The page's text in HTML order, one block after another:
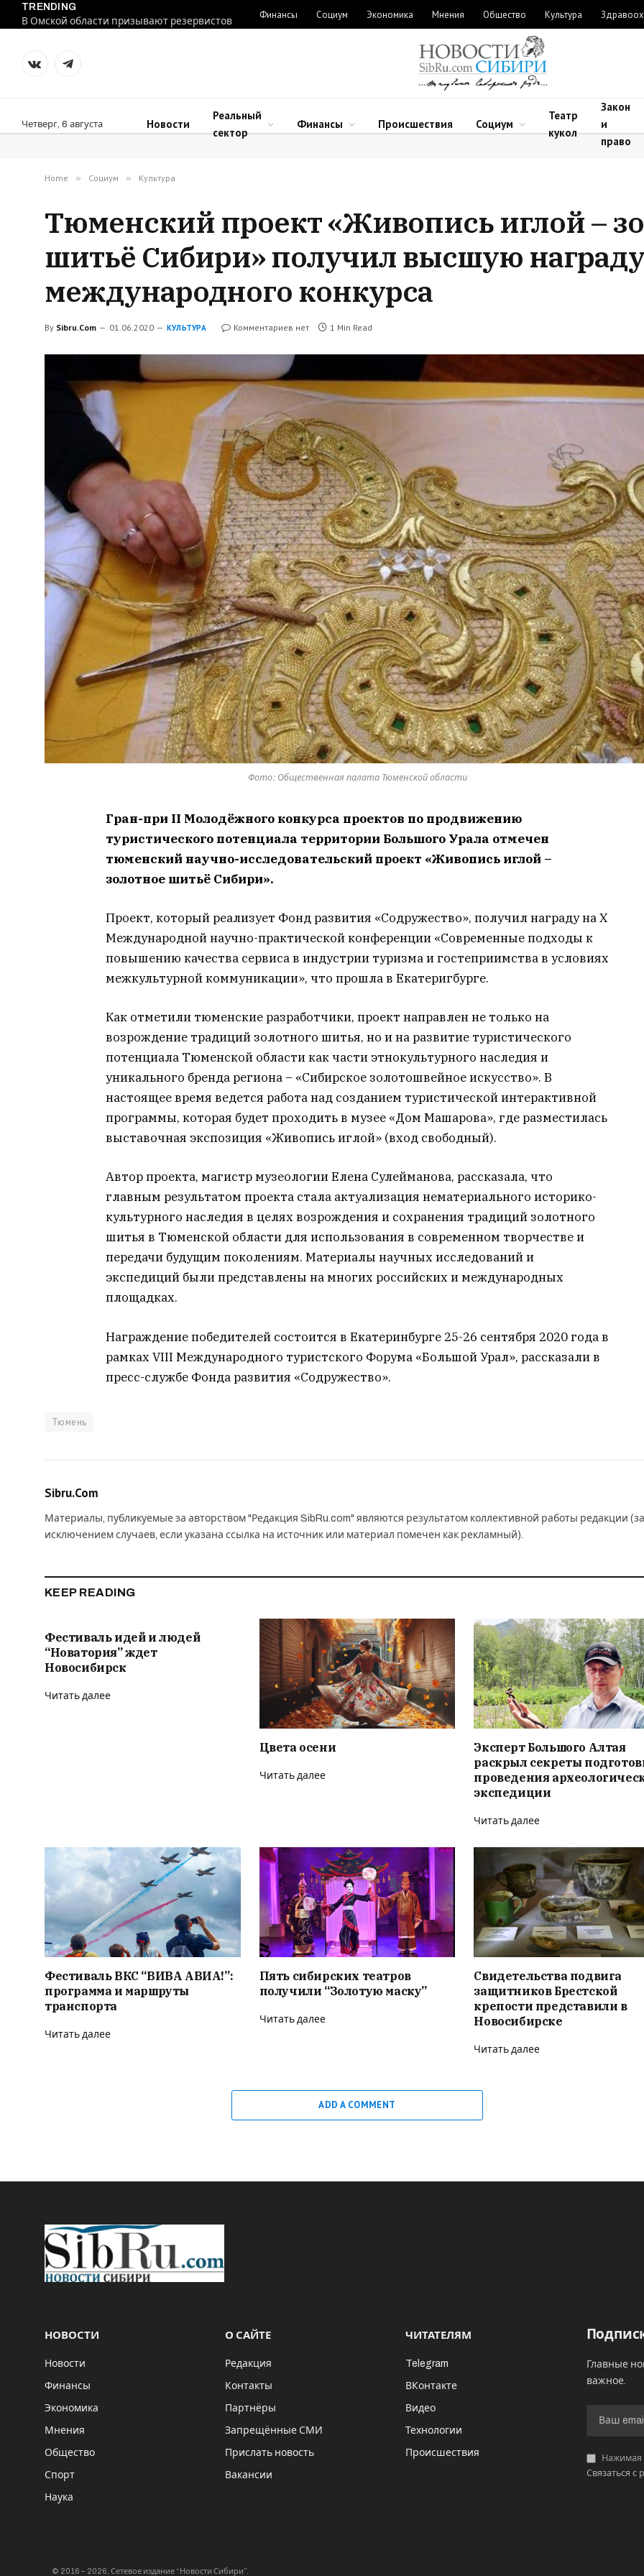
TRENDING
В Омской области призывают резервистов
Финансы Социум Экономика Мнения Общество Культура
VKontakteTelegram
Четверг, 6 августа Новости
Реальный
сектор
Финансы Происшествия Социум
Театр
кукол
Закон
и
право
Home » Социум » Культура
Тюменский проект «Живопись иглой –
шитьё Сибири» получил высшую награду
международного конкурса
By Sibru.Com 01.06.2020 КУЛЬТУРА Комментариев нет 1 Min Read
Фото: Общественная палата Тюменской области
Гран-при II Молодёжного конкурса проектов по продвижению
туристического потенциала территории Большого Урала отмечен
тюменский научно-исследовательский проект «Живопись иглой –
золотное шитьё Сибири».
Проект, который реализует Фонд развития «Содружество», получил награду на Х
Международной научно-практической конференции «Современные подходы к
повышению качества сервиса в индустрии туризма и гостеприимства в условиях
межкультурной коммуникации», что прошла в Екатеригбурге.
Как отметили тюменские разработчики, проект направлен не только на
возрождение традиций золотного шитья, но и на развитие туристического
потенциала Тюменской области как части этнокультурного наследия и
уникального бренда региона – «Сибирское золотошвейное искусство». В
настоящее время ведется работа над созданием туристической интерактивной
программы, которая будет проходить в музее «Дом Машарова», где разместилась
выставочная экспозиция «Живопись иглой» (вход свободный).
Автор проекта, магистр музеологии Елена Сулейманова, рассказала, что
главным результатом проекта стала актуализация нематериального историко-
культурного наследия в целях возрождения и сохранения традиций золотного
шитья в Тюменской области для использования в современном творчестве и
передачи будущим поколениям. Материалы научных исследований и
экспедиций были представлены на многих российских и международных
площадках.
Награждение победителей состоится в Екатеринбурге 25-26 сентября 2020 года в
рамках VIII Международного туристского Форума «Большой Урал», рассказали в
пресс-службе Фонда развития «Содружество».
Тюмень
Sibru.Com
Материалы, публикуемые за авторством "Редакция SibRu.com" являются результатом коллективной работы редакции (за
исключением случаев, если указана ссылка на источник или материал помечен как рекламный).
KEEP READING
Фестиваль идей и людей
“Новатория” ждет
Новосибирск
Читать далее
Цвета осени
Читать далее
Эксперт Большого Алтая
раскрыл секреты
проведения
экспедиции
Читать далее
Фестиваль ВКС “ВИВА АВИА!”:
программа и маршруты
транспорта
Читать далее
Пять сибирских театров
получили “Золотую маску”
Читать далее
Свидетельства подвига
защитников Брестской
крепости представили в
Новосибирске
Читать далее
ADD A COMMENT
НОВОСТИ
Новости
Финансы
Экономика
Мнения
Общество
Спорт
Наука
О САЙТЕ
Редакция
Контакты
Партнёры
Запрещённые СМИ
Прислать новость
Вакансии
ЧИТАТЕЛЯМ
Telegram
ВКонтакте
Видео
Технологии
Происшествия
Главные
важное.
Нажимая
Связаться с
© 2016 – 2026, Сетевое издание “Новости Сибири”.